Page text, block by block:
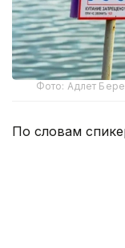
Фото: Адлет
По словам